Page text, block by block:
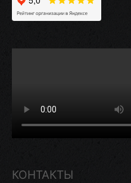
КОНТАКТЫ